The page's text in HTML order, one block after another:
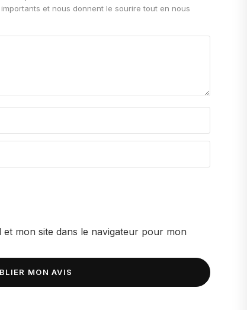
profondes et les plus durables du parfum. Elles
peau pendant de nombreuses heures, apportant
et nous donnent le sourire tout en nous
mon site dans le navigateur pour mon